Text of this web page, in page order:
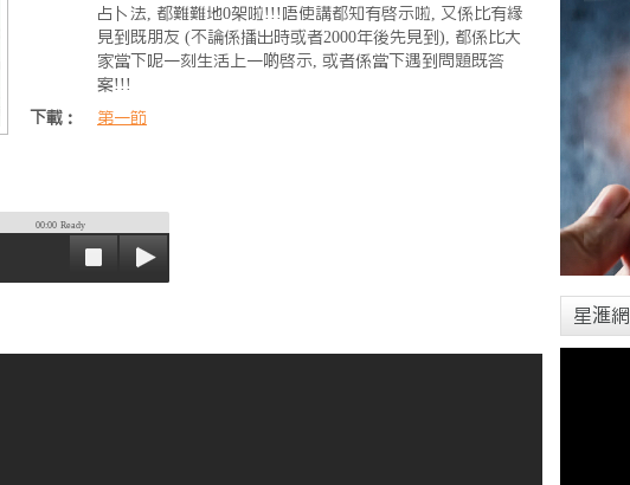
占卜法, 都難難地0架啦!!!唔使講都知有啟示啦, 又係比有緣
見到既朋友 (不論係播出時或者2000年後先見到), 都係比大
家當下呢一刻生活上一啲啟示, 或者係當下遇到問題既答
案!!!
下載：
第一節
00:00 Ready
星滙